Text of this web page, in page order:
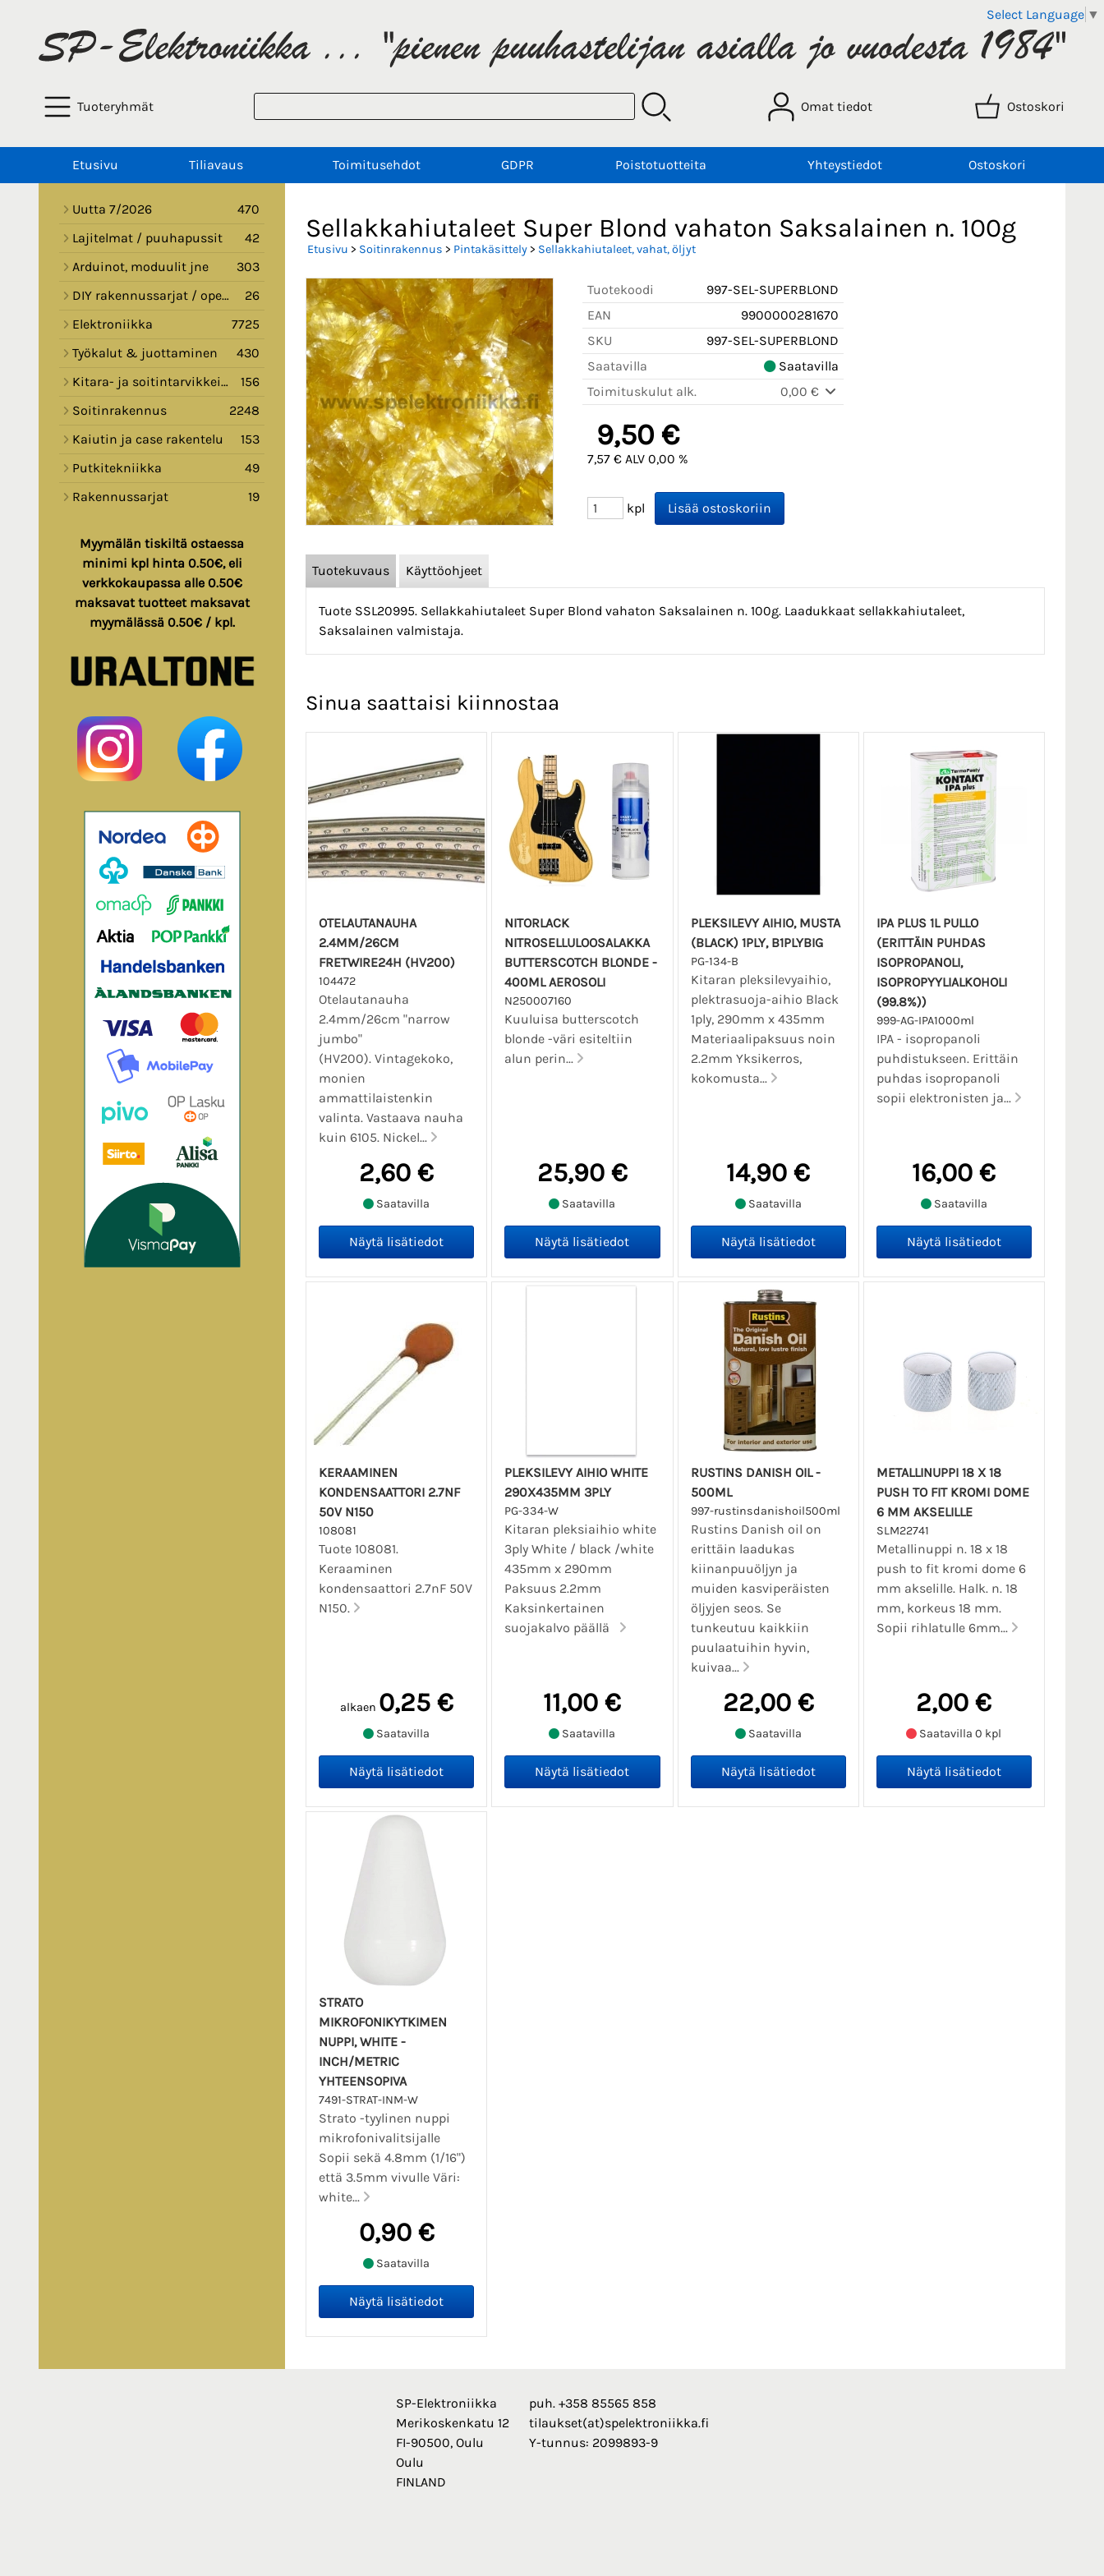
Select Language ▼
Tuoteryhmät Omat tiedot Ostoskori
Etusivu Tiliavaus Toimitusehdot GDPR Poistotuotteita Yhteystiedot Ostoskori
Uutta 7/2026
470
Lajitelmat / puuhapussit
42
Arduinot, moduulit jne
303
DIY rakennussarjat / opetussarjat
26
Elektroniikka
7725
Työkalut & juottaminen
430
Kitara- ja soitintarvikkeita
156
Soitinrakennus
2248
Kaiutin ja case rakentelu
153
Putkitekniikka
49
Rakennussarjat
19
Myymälän tiskiltä ostaessa
minimi kpl hinta 0.50€, eli
verkkokaupassa alle 0.50€
maksavat tuotteet maksavat
myymälässä 0.50€ / kpl.
Sellakkahiutaleet Super Blond vahaton Saksalainen n. 100g
Etusivu > Soitinrakennus > Pintakäsittely> Sellakkahiutaleet, vahat, öljyt
Tuotekoodi
997-SEL-SUPERBLOND
EAN
9900000281670
SKU
997-SEL-SUPERBLOND
Saatavilla
Saatavilla
Toimituskulut alk.
0,00 €
9,50 €
7,57 € ALV 0,00 %
kpl
Tuotekuvaus Käyttöohjeet
Tuote SSL20995. Sellakkahiutaleet Super Blond vahaton Saksalainen n. 100g. Laadukkaat sellakkahiutaleet,
Saksalainen valmistaja.
Sinua saattaisi kiinnostaa
OTELAUTANAUHA
2.4MM/26CM
FRETWIRE24H (HV200)
104472
Otelautanauha
2.4mm/26cm "narrow
jumbo"
(HV200). Vintagekoko,
monien
ammattilaistenkin
valinta. Vastaava nauha
kuin 6105. Nickel...
2,60 €
Saatavilla
NITORLACK
NITROSELLULOOSALAKKA
BUTTERSCOTCH BLONDE -
400ML AEROSOLI
N250007160
Kuuluisa butterscotch
blonde -väri esiteltiin
alun perin...
25,90 €
Saatavilla
PLEKSILEVY AIHIO, MUSTA
(BLACK) 1PLY, B1PLYBIG
PG-134-B
Kitaran pleksilevyaihio,
plektrasuoja-aihio Black
1ply, 290mm x 435mm
Materiaalipaksuus noin
2.2mm Yksikerros,
kokomusta...
14,90 €
Saatavilla
IPA PLUS 1L PULLO
(ERITTÄIN PUHDAS
ISOPROPANOLI,
ISOPROPYYLIALKOHOLI
(99.8%))
999-AG-IPA1000ml
IPA - isopropanoli
puhdistukseen. Erittäin
puhdas isopropanoli
sopii elektronisten ja...
16,00 €
Saatavilla
KERAAMINEN
KONDENSAATTORI 2.7NF
50V N150
108081
Tuote 108081.
Keraaminen
kondensaattori 2.7nF 50V
N150.
alkaen 0,25 €
Saatavilla
PLEKSILEVY AIHIO WHITE
290X435MM 3PLY
PG-334-W
Kitaran pleksiaihio white
3ply White / black /white
435mm x 290mm
Paksuus 2.2mm
Kaksinkertainen
suojakalvo päällä
11,00 €
Saatavilla
RUSTINS DANISH OIL -
500ML
997-rustinsdanishoil500ml
Rustins Danish oil on
erittäin laadukas
kiinanpuuöljyn ja
muiden kasviperäisten
öljyjen seos. Se
tunkeutuu kaikkiin
puulaatuihin hyvin,
kuivaa...
22,00 €
Saatavilla
METALLINUPPI 18 X 18
PUSH TO FIT KROMI DOME
6 MM AKSELILLE
SLM22741
Metallinuppi n. 18 x 18
push to fit kromi dome 6
mm akselille. Halk. n. 18
mm, korkeus 18 mm.
Sopii rihlatulle 6mm...
2,00 €
Saatavilla 0 kpl
STRATO
MIKROFONIKYTKIMEN
NUPPI, WHITE -
INCH/METRIC
YHTEENSOPIVA
7491-STRAT-INM-W
Strato -tyylinen nuppi
mikrofonivalitsijalle
Sopii sekä 4.8mm (1/16")
että 3.5mm vivulle Väri:
white...
0,90 €
Saatavilla
SP-Elektroniikka
Merikoskenkatu 12
FI-90500, Oulu
Oulu
FINLAND
puh. +358 85565 858
tilaukset(at)spelektroniikka.fi
Y-tunnus: 2099893-9